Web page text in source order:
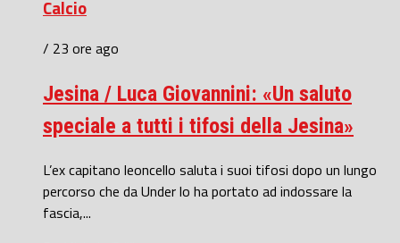
Calcio
/ 23 ore ago
Jesina / Luca Giovannini: «Un saluto
speciale a tutti i tifosi della Jesina»
L’ex capitano leoncello saluta i suoi tifosi dopo un lungo
percorso che da Under lo ha portato ad indossare la
fascia,...